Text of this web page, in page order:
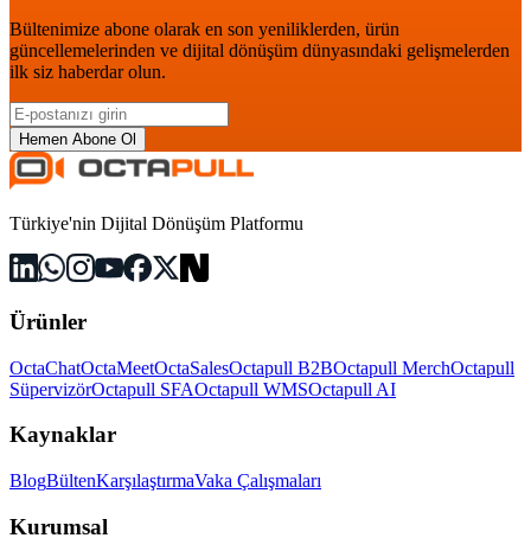
Bültenimize abone olarak en son yeniliklerden, ürün
güncellemelerinden ve dijital dönüşüm dünyasındaki gelişmelerden
ilk siz haberdar olun.
Hemen Abone Ol
Türkiye'nin Dijital Dönüşüm Platformu
Ürünler
OctaChatOctaMeetOctaSalesOctapull B2BOctapull MerchOctapull
SüpervizörOctapull SFAOctapull WMSOctapull AI
Kaynaklar
BlogBültenKarşılaştırmaVaka Çalışmaları
Kurumsal